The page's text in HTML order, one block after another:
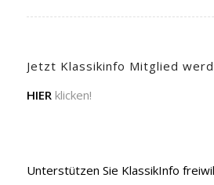
Jetzt Klassikinfo Mitglied
HIER klicken!
Unterstützen Sie KlassikInfo